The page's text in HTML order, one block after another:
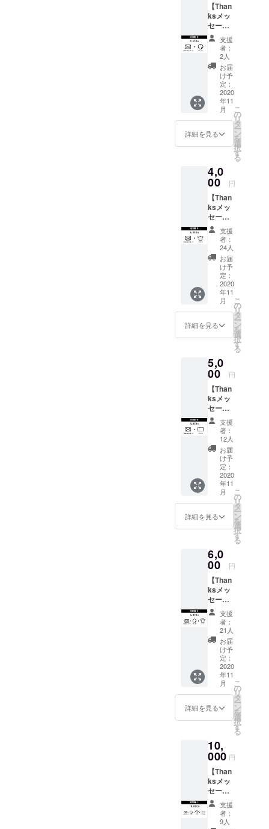
【Than
ksメッ
セージ
＋ス
テッ
カー】
ダン
サーか
らの
Thanks
メッ
セー
ジ、オ
リジナ
ルス
セット
です。
クラウ
ドファ
ンディ
ング用
オリジ
ナルデ
ザイン
のス
テッ
カーを
お届け
しま
す。
支援
者：
2人
お届
け予
定：
2020
年11
月
詳細を見る
こ
の
リ
タ
ー
ン
を
選
択
す
る
4,0
00 円
【Than
ksメッ
セージ
＋Tシャ
ツ】 ダ
ンサー
からの
Thanks
メッ
セー
ジ、オ
リジナ
ルTシャ
ツの
セット
ナルデ
ザイン
のTシャ
ツをお
届けし
ます。
Tシャツ
のデザ
インは
後ほど
公開し
ます。
支援
者：
24人
お届
け予
定：
2020
年11
月
詳細を見る
こ
の
リ
タ
ー
ン
を
選
択
す
る
5,0
00 円
【Than
ksメッ
セージ
＋チ
ケッ
ト】 ダ
ンサー
からの
Thanks
メッ
セー
ジ、公
演チ
ケット
のセッ
公演の
チケッ
トをお
届けし
ます。
支援
者：
12人
お届
け予
定：
2020
年11
月
詳細を見る
こ
の
リ
タ
ー
ン
を
選
択
す
る
6,0
00 円
【Than
ksメッ
セージ
＋ス
テッ
カー＋T
シャ
ツ】 ダ
ンサー
からの
Thanks
メッ
セー
ジ、オ
リジナ
カー、
オリジ
ナルT
シャツ
のセッ
トで
す。 オ
リジナ
ルデザ
支援
者：
21人
お届
け予
定：
2020
年11
月
詳細を見る
こ
の
リ
タ
ー
ン
を
選
択
す
る
10,
000 円
【Than
ksメッ
セージ
＋ス
テッ
カー＋T
支援
者：
9人